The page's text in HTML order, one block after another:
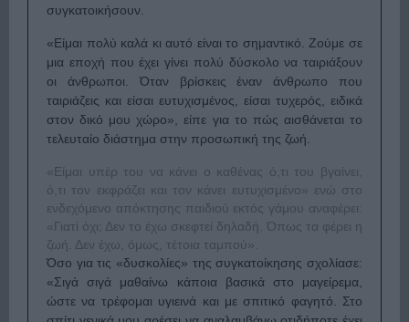
συγκατοικήσουν.
«Είμαι πολύ καλά κι αυτό είναι το σημαντικό. Ζούμε σε
μια εποχή που έχει γίνει πολύ δύσκολο να ταιριάξουν
οι άνθρωποι. Όταν βρίσκεις έναν άνθρωπο που
ταιριάζεις και είσαι ευτυχισμένος, είσαι τυχερός, ειδικά
στον δικό μου χώρο», είπε για το πώς αισθάνεται το
τελευταίο διάστημα στην προσωπική της ζωή.
«Είμαι υπέρ του να κάνει ο καθένας ό,τι του βγαίνει,
ό,τι τον εκφράζει και τον κάνει ευτυχισμένο» ενώ στο
ενδεχόμενο απόκτησης παιδιού εκτός γάμου αναφέρει:
«Γιατί όχι; Δεν το έχω σκεφτεί δηλαδή. Όπως τα φέρει η
ζωή. Δεν έχω, όμως, τέτοια ταμπού».
Όσο για τις «δυσκολίες» της συγκατοίκησης σχολίασε:
«Σιγά σιγά μαθαίνω κάποια βασικά στο μαγείρεμα,
ώστε να τρέφομαι υγιεινά και με σπιτικό φαγητό. Στο